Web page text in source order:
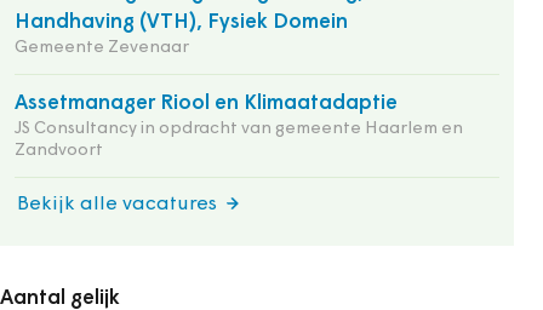
Handhaving (VTH), Fysiek Domein
Gemeente Zevenaar
Assetmanager Riool en Klimaatadaptie
JS Consultancy in opdracht van gemeente Haarlem en
Zandvoort
Bekijk alle vacatures
Aantal gelijk